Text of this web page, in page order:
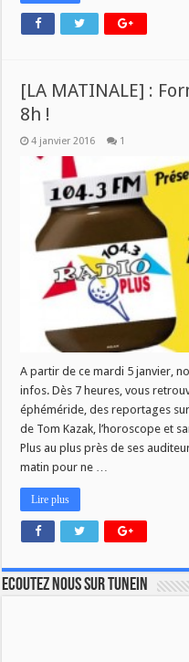
[LA MATINALE] :
8h !
4 janvier 2016 1
A partir de ce mardi 5 janvier,
infos. Dès 7 heures, vous
éphéméride, des reportages
de Tom Kazak, l’horoscope et
Plus au plus près de ses
matin pour ne …
Lire plus
Ecoutez nous sur TuneIn